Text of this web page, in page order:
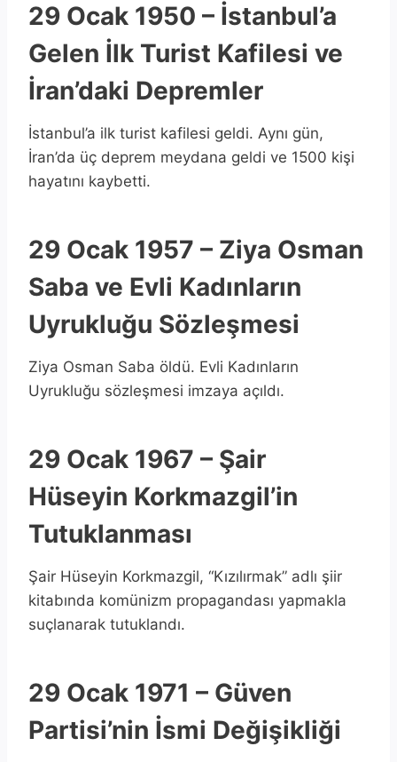
29 Ocak 1950 – İstanbul’a
Gelen İlk Turist Kafilesi ve
İran’daki Depremler
İstanbul’a ilk turist kafilesi geldi. Aynı gün,
İran’da üç deprem meydana geldi ve 1500 kişi
hayatını kaybetti.
29 Ocak 1957 – Ziya Osman
Saba ve Evli Kadınların
Uyrukluğu Sözleşmesi
Ziya Osman Saba öldü. Evli Kadınların
Uyrukluğu sözleşmesi imzaya açıldı.
29 Ocak 1967 – Şair
Hüseyin Korkmazgil’in
Tutuklanması
Şair Hüseyin Korkmazgil, “Kızılırmak” adlı şiir
kitabında komünizm propagandası yapmakla
suçlanarak tutuklandı.
29 Ocak 1971 – Güven
Partisi’nin İsmi Değişikliği